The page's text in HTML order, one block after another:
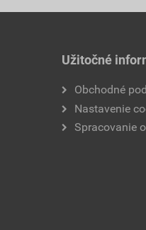
Užitočné
Obchodné
Nastavenie
Spracovanie